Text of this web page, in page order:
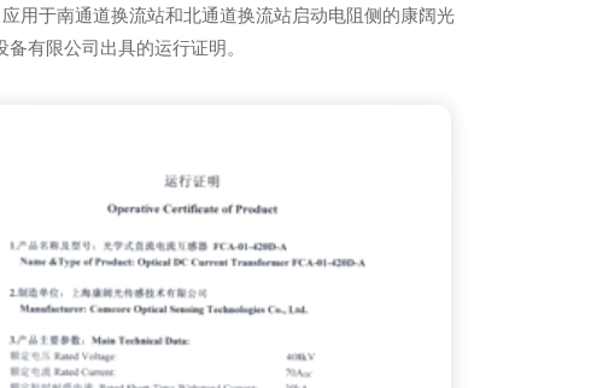
用于南通道换流站和北通道换流站启动电阻侧的康阔光
有限公司出具的运行证明。